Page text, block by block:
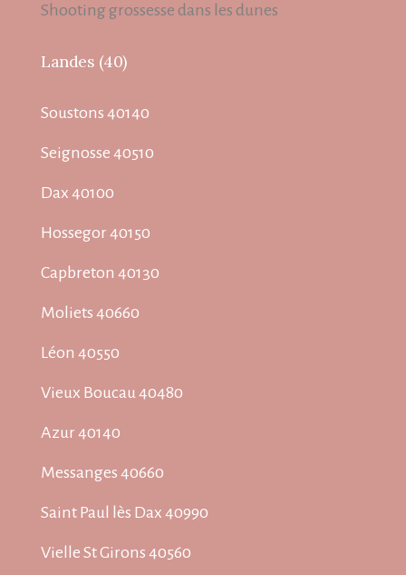
Shooting grossesse dans les dunes
Landes (40)
Soustons 40140
Seignosse 40510
Dax 40100
Hossegor 40150
Capbreton 40130
Moliets 40660
Léon 40550
Vieux Boucau 40480
Azur 40140
Messanges 40660
Saint Paul lès Dax 40990
Vielle St Girons 40560